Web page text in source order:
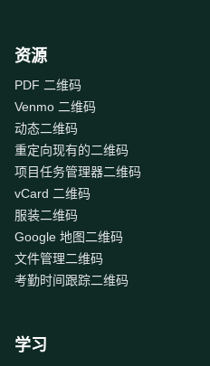
资源
PDF 二维码
Venmo 二维码
动态二维码
重定向现有的二维码
项目任务管理器二维码
vCard 二维码
服装二维码
Google 地图二维码
文件管理二维码
考勤时间跟踪二维码
学习